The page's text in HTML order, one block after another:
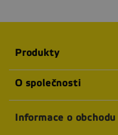
Produkty
O společnosti
Informace o obchodu